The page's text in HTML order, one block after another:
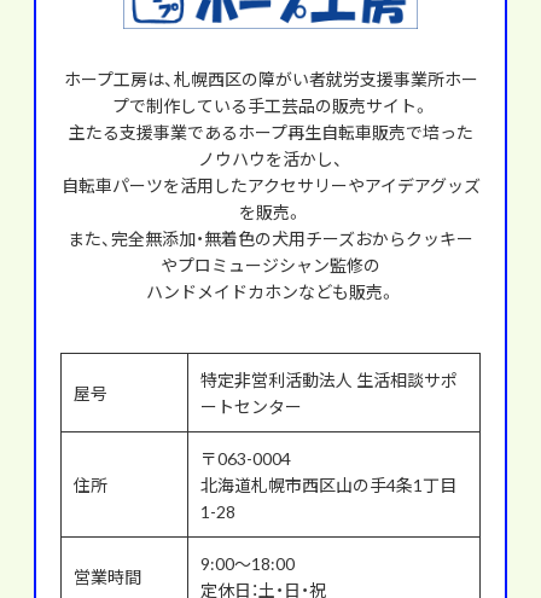
ホープ工房は、札幌西区の障がい者就労支援事業所ホー
プで制作している手工芸品の販売サイト。
主たる支援事業であるホープ再生自転車販売で培った
ノウハウを活かし、
自転車パーツを活用したアクセサリーやアイデアグッズ
を販売。
また、完全無添加・無着色の犬用チーズおからクッキー
やプロミュージシャン監修の
ハンドメイドカホンなども販売。
屋号
特定非営利活動法人 生活相談サポ
ートセンター
住所
〒063-0004
北海道札幌市西区山の手4条1丁目
1-28
営業時間
9:00～18:00
定休日：土・日・祝